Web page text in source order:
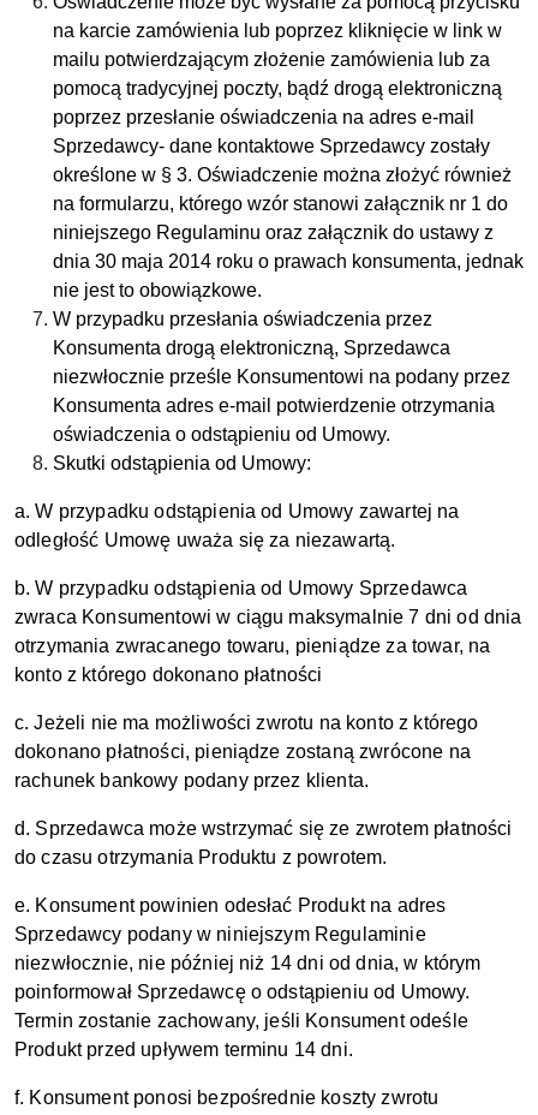
na karcie zamówienia lub poprzez kliknięcie w link w
mailu potwierdzającym złożenie zamówienia lub za
pomocą tradycyjnej poczty, bądź drogą elektroniczną
poprzez przesłanie oświadczenia na adres e-mail
Sprzedawcy- dane kontaktowe Sprzedawcy zostały
określone w § 3. Oświadczenie można złożyć również
na formularzu, którego wzór stanowi załącznik nr 1 do
niniejszego Regulaminu oraz załącznik do ustawy z
dnia 30 maja 2014 roku o prawach konsumenta, jednak
nie jest to obowiązkowe.
W przypadku przesłania oświadczenia przez
Konsumenta drogą elektroniczną, Sprzedawca
niezwłocznie prześle Konsumentowi na podany przez
Konsumenta adres e-mail potwierdzenie otrzymania
oświadczenia o odstąpieniu od Umowy.
Skutki odstąpienia od Umowy:
a. W przypadku odstąpienia od Umowy zawartej na
odległość Umowę uważa się za niezawartą.
b. W przypadku odstąpienia od Umowy Sprzedawca
zwraca Konsumentowi w ciągu maksymalnie 7 dni od dnia
otrzymania zwracanego towaru, pieniądze za towar, na
konto z którego dokonano płatności
c. Jeżeli nie ma możliwości zwrotu na konto z którego
dokonano płatności, pieniądze zostaną zwrócone na
rachunek bankowy podany przez klienta.
d. Sprzedawca może wstrzymać się ze zwrotem płatności
do czasu otrzymania Produktu z powrotem.
e. Konsument powinien odesłać Produkt na adres
Sprzedawcy podany w niniejszym Regulaminie
niezwłocznie, nie później niż 14 dni od dnia, w którym
poinformował Sprzedawcę o odstąpieniu od Umowy.
Termin zostanie zachowany, jeśli Konsument odeśle
Produkt przed upływem terminu 14 dni.
f. Konsument ponosi bezpośrednie koszty zwrotu